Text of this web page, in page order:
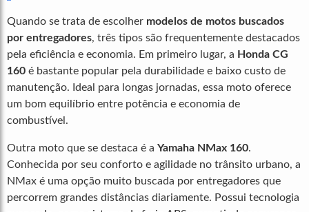
Quando se trata de escolher modelos de motos buscados
por entregadores, três tipos são frequentemente destacados
pela eficiência e economia. Em primeiro lugar, a Honda CG
160 é bastante popular pela durabilidade e baixo custo de
manutenção. Ideal para longas jornadas, essa moto oferece
um bom equilíbrio entre potência e economia de
combustível.
Outra moto que se destaca é a Yamaha NMax 160.
Conhecida por seu conforto e agilidade no trânsito urbano, a
NMax é uma opção muito buscada por entregadores que
percorrem grandes distâncias diariamente. Possui tecnologia